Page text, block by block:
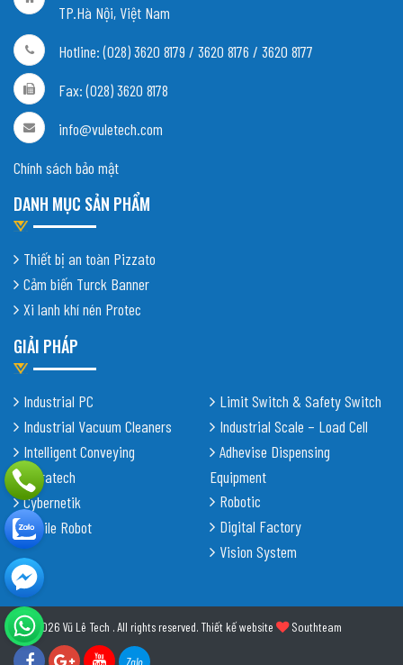
TP.Hà Nội, Việt Nam
Hotline: (028) 3620 8179 / 3620 8176 / 3620 8177
Fax: (028) 3620 8178
info@vuletech.com
Chính sách bảo mật
DANH MỤC SẢN PHẨM
Thiết bị an toàn Pizzato
Cảm biến Turck Banner
Xi lanh khí nén Protec
GIẢI PHÁP
Industrial PC
Industrial Vacuum Cleaners
Intelligent Conveying
Shiratech
Cybernetik
Mobile Robot
Limit Switch & Safety Switch
Industrial Scale – Load Cell
Adhevise Dispensing
Equipment
Robotic
Digital Factory
Vision System
© 2026 Vũ Lê Tech . All rights reserved. Thiết kế website Southteam